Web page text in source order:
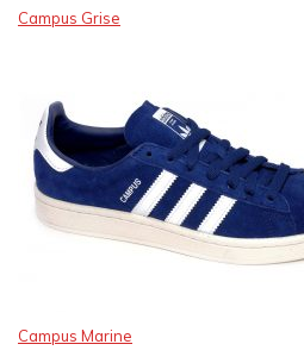
Campus Grise
Campus Marine